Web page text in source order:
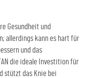
Gesundheit und
allerdings kann es hart für
und das
die ideale Investition für
stützt das Knie bei